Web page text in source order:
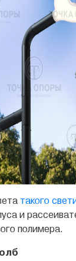
такого
и
полимера.